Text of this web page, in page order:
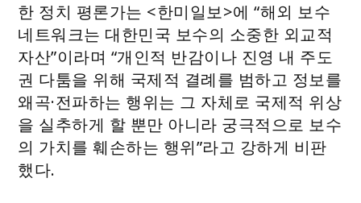
한 정치 평론가는 <한미일보>에 “해외 보수
네트워크는 대한민국 보수의 소중한 외교적
자산”이라며 “개인적 반감이나 진영 내 주도
권 다툼을 위해 국제적 결례를 범하고 정보를
왜곡·전파하는 행위는 그 자체로 국제적 위상
을 실추하게 할 뿐만 아니라 궁극적으로 보수
의 가치를 훼손하는 행위”라고 강하게 비판
했다.